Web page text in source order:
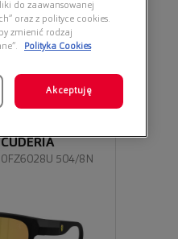
0FZ6028U 504/8N
do zaawansowanej
oraz z polityce cookies.
zmienić rodzaj
Polityka Cookies
Akceptuję